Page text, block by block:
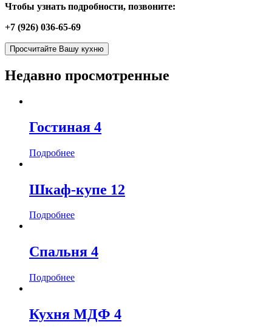
Чтобы узнать подробности, позвоните:
+7 (926) 036-65-69
Просчитайте Вашу кухню
Недавно просмотренные
Гостиная 4
Подробнее
Шкаф-купе 12
Подробнее
Спальня 4
Подробнее
Кухня МДФ 4